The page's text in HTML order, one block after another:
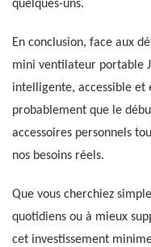
quelques-uns.
En conclusion, face aux
mini ventilateur portable
intelligente, accessible et
probablement que le
accessoires personnels
nos besoins réels.
Que vous cherchiez
quotidiens ou à mieux
cet investissement